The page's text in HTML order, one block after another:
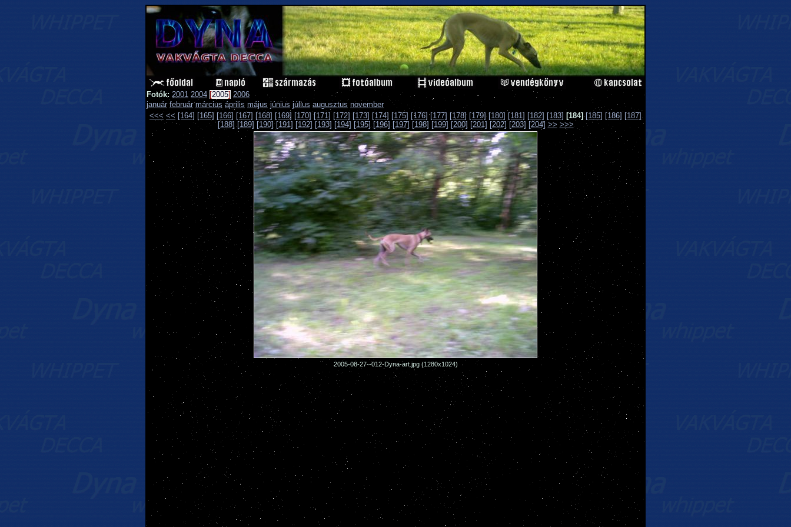
Fotók: 2001 2004 [2005] 2006
január február március április május június július augusztus november
<<< << [164] [165] [166] [167] [168] [169] [170] [171] [172] [173] [174] [175] [176] [177] [178] [179] [180] [181] [182] [183] [184] [185] [186] [187]
[188] [189] [190] [191] [192] [193] [194] [195] [196] [197] [198] [199] [200] [201] [202] [203] [204] >> >>>
2005-08-27--012-Dyna-art.jpg (1280x1024)